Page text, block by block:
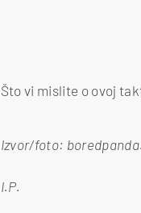
Što vi mislite o ovoj
Izvor/foto:
I.P.